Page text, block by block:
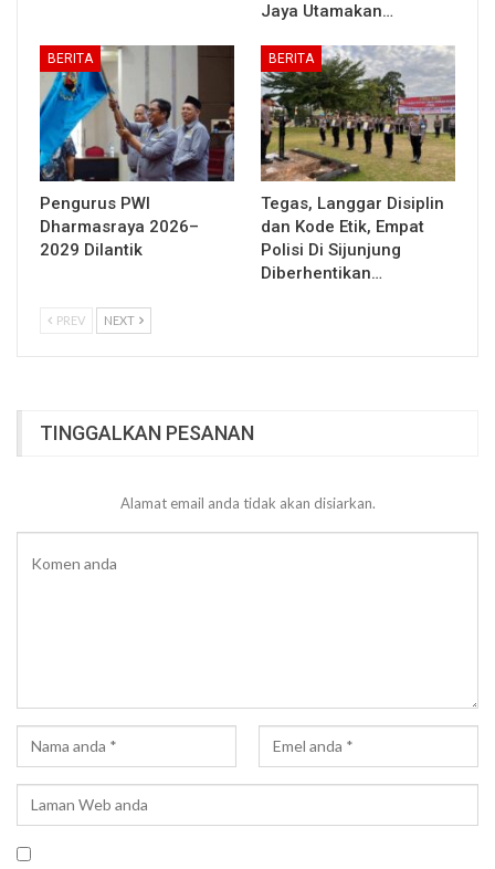
Jaya Utamakan…
BERITA
Pengurus PWI
Dharmasraya 2026–
2029 Dilantik
BERITA
Tegas, Langgar Disiplin
dan Kode Etik, Empat
Polisi Di Sijunjung
Diberhentikan…
PREV NEXT
TINGGALKAN PESANAN
Alamat email anda tidak akan disiarkan.